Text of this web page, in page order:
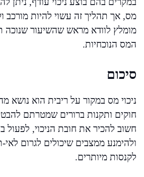
מס, אך תהליך זה עשוי להיות מורכב
מומלץ לוודא מראש שהשיעור שנוכה
המס הנוכחיות.
סיכום
ניכוי מס במקור על ריבית הוא נושא
חוקים ותקנות ברורים שמטרתם
חשוב להכיר את חובת הניכוי, לפעול
ולהימנע ממצבים שיכולים לגרום
לקנסות מיותרים.